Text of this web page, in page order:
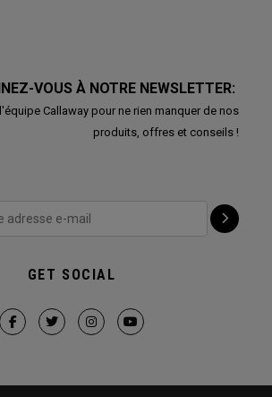
VOUS À NOTRE NEWSLETTER:
Callaway pour ne rien manquer de nos
produits, offres et conseils !
GET SOCIAL